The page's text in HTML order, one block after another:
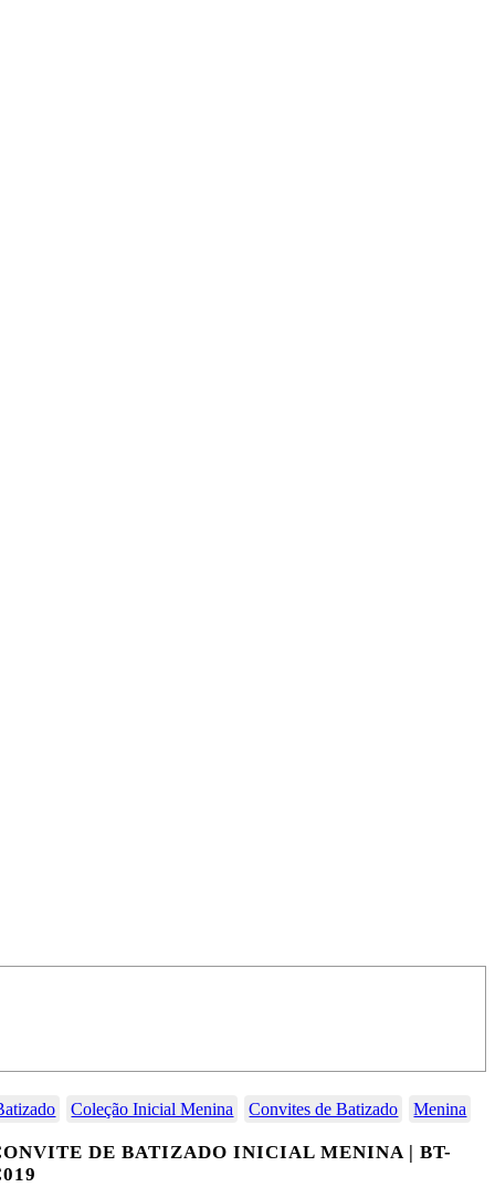
Coleção Inicial Menina Convites de Batizado Menina
DE BATIZADO INICIAL MENINA | BT-